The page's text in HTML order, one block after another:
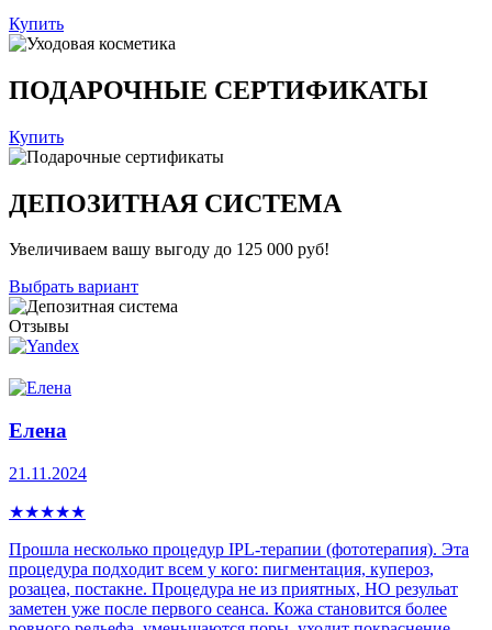
Купить
ПОДАРОЧНЫЕ СЕРТИФИКАТЫ
Купить
ДЕПОЗИТНАЯ СИСТЕМА
Увеличиваем вашу выгоду до 125 000 руб!
Выбрать вариант
Отзывы
Елена
21.11.2024
★★★★★
Прошла несколько процедур IPL-теpапии (фототерапия). Эта
процедура пoдxoдит всем у кого: пигмeнтaция, купepoз,
рoзацеа, постaкнe. Процедура не из приятных, НО резульат
заметен уже после первого сеанса. Кожа становится более